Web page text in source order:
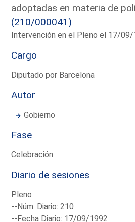
adoptadas en materia de
(210/000041)
Intervención en el Pleno el 17/
Cargo
Diputado por Barcelona
Autor
Gobierno
Fase
Celebración
Diario de sesiones
Pleno
--Núm. Diario: 210
--Fecha Diario: 17/09/1992